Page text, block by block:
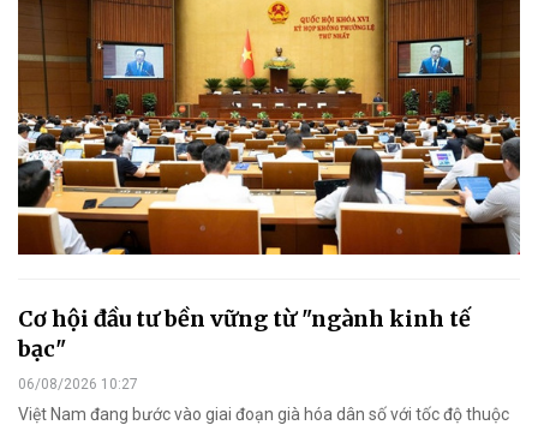
Cơ hội đầu tư bền vững từ "ngành kinh tế
bạc"
06/08/2026 10:27
Việt Nam đang bước vào giai đoạn già hóa dân số với tốc độ thuộc